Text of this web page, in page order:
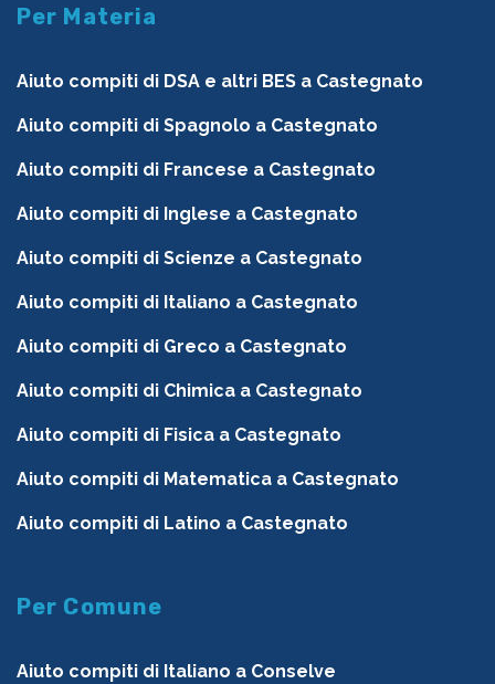
Per Materia
Aiuto compiti di DSA e altri BES a Castegnato
Aiuto compiti di Spagnolo a Castegnato
Aiuto compiti di Francese a Castegnato
Aiuto compiti di Inglese a Castegnato
Aiuto compiti di Scienze a Castegnato
Aiuto compiti di Italiano a Castegnato
Aiuto compiti di Greco a Castegnato
Aiuto compiti di Chimica a Castegnato
Aiuto compiti di Fisica a Castegnato
Aiuto compiti di Matematica a Castegnato
Aiuto compiti di Latino a Castegnato
Per Comune
Aiuto compiti di Italiano a Conselve